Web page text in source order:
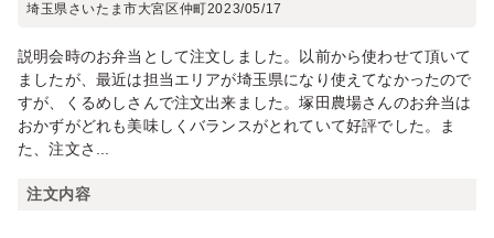
埼玉県さいたま市大宮区仲町2023/05/17
説明会時のお弁当として注文しました。以前から使わせて頂いて
ましたが、最近は担当エリアが埼玉県になり使えてなかったので
すが、くるめしさんで注文出来ました。塚田農場さんのお弁当は
おかずがどれも美味しくバランスがとれていて好評でした。ま
た、注文さ...
注文内容